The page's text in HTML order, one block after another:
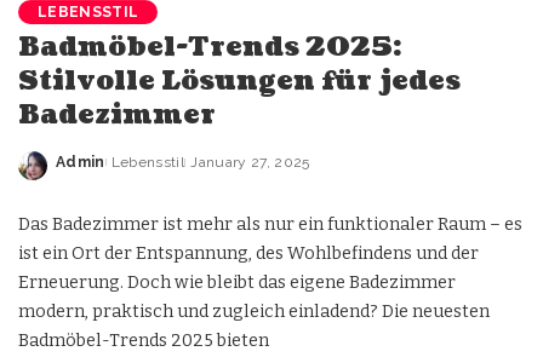
LEBENSSTIL
Badmöbel-Trends 2025:
Stilvolle Lösungen für jedes
Badezimmer
Admin Lebensstil January 27, 2025
Das Badezimmer ist mehr als nur ein funktionaler Raum – es
ist ein Ort der Entspannung, des Wohlbefindens und der
Erneuerung. Doch wie bleibt das eigene Badezimmer
modern, praktisch und zugleich einladend? Die neuesten
Badmöbel-Trends 2025 bieten